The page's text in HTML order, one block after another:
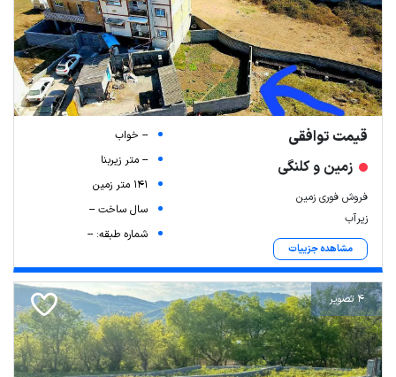
قیمت توافقی
زمین و کلنگی
فروش فوری زمین
زیرآب
مشاهده جزییات
-- خواب
-- متر زیربنا
141 متر زمین
سال ساخت --
شماره طبقه: --
4 تصویر